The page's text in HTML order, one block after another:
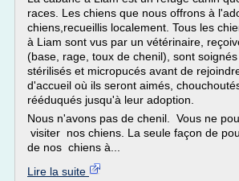
races. Les chiens que nous offrons à
chiens,recueillis localement. Tous les
à Liam sont vus par un vétérinaire,
(base, rage, toux de chenil), sont
stérilisés et micropucés avant de
d'accueil où ils seront aimés,
rééduqués jusqu'à leur adoption.
Nous n'avons pas de chenil. Vous ne
visiter nos chiens. La seule façon de
de nos chiens à...
Lire la suite